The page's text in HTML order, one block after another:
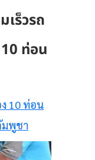
เร็วรถ
ท่อน
ง 10 ท่อน
มพูชา